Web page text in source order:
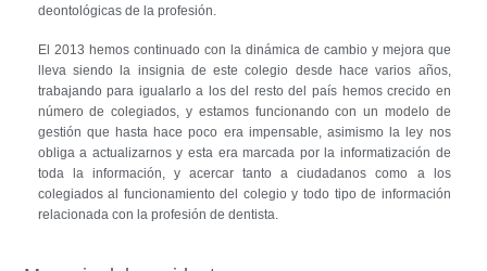
deontológicas de la profesión.
El 2013 hemos continuado con la dinámica de cambio y mejora que
lleva siendo la insignia de este colegio desde hace varios años,
trabajando para igualarlo a los del resto del país hemos crecido en
número de colegiados, y estamos funcionando con un modelo de
gestión que hasta hace poco era impensable, asimismo la ley nos
obliga a actualizarnos y esta era marcada por la informatización de
toda la información, y acercar tanto a ciudadanos como a los
colegiados al funcionamiento del colegio y todo tipo de información
relacionada con la profesión de dentista.